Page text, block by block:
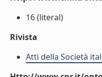
16 (literal)
Rivista
Atti della Società